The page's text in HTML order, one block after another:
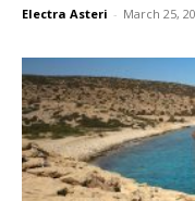
Electra Asteri - March 25,